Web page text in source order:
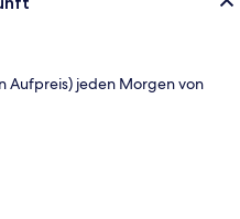
Aufpreis) jeden Morgen von